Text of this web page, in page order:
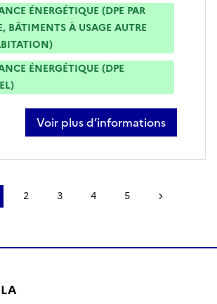
ÉNERGÉTIQUE (DPE PAR
BÂTIMENTS À USAGE AUTRE
ÉNERGÉTIQUE (DPE
Voir plus d’informations
sur jules celerier
2 3 4 5